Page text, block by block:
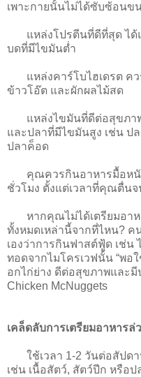
เพาะกายนั้นไม่ได้ซับซ้อนข
แหล่งโปรตีนที่ดีที่สุด ได้แ
บดที่มีไขมันต่ำ
แหล่งคาร์โบไฮเดรต คว
ข้าวโอ๊ต และผักผลไม้สด
แหล่งไขมันที่ดีต่อสุขภาพ
และปลาที่มีไขมันสูง เช่น ป
ปลาค็อด
คุณควรกินอาหารมื้อหนัก
ชั่วโมง ตั้งแต่เวลาที่คุณตื่น
หากคุณไม่ได้เตรียมอาห
ทั้งหมดเหล่านี้จากที่ไหน?
เองว่าการกินฟาสต์ฟู้ด เช่น
ทอดจากไมโครเวฟนั้น “พอ
อกไก่ย่าง ดีต่อสุขภาพและมี
Chicken McNuggets
เคล็ดลับการเตรียมอาหารล่
ใช้เวลา 1-2 วันต่อสัปดา
เช่น เนื้อสัตว์, สัตว์ปีก หรือป